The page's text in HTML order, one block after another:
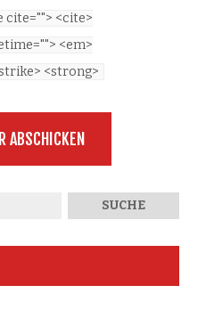
cite=""> <cite>
<em>
<strong>